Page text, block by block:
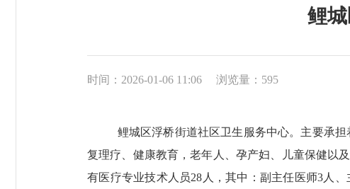
鲤
时间：2026-01-06 11:06 浏览量： 595
鲤城区浮桥街道社区卫生服务中心。主要承
复理疗、健康教育，老年人、孕产妇、儿童保健以
有医疗专业技术人员28 人，其中：副主任医师3 人